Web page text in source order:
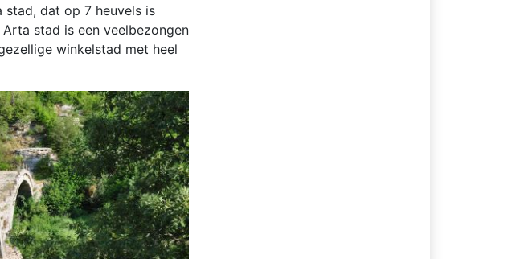
dat op 7 heuvels is
stad is een veelbezongen
winkelstad met heel